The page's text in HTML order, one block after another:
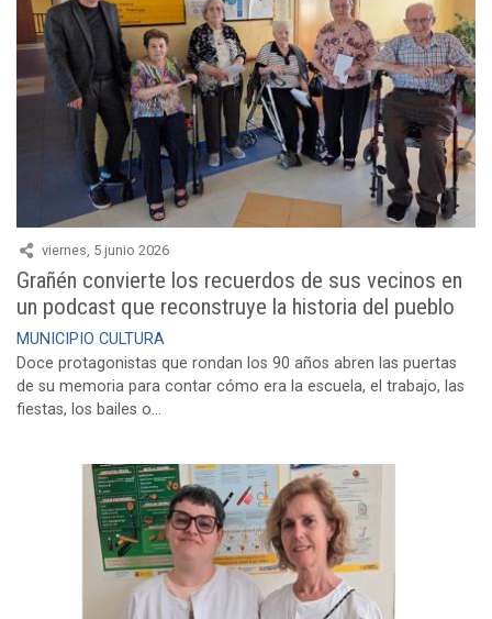
viernes, 5 junio 2026
Grañén convierte los recuerdos de sus vecinos en
un podcast que reconstruye la historia del pueblo
MUNICIPIO CULTURA
Doce protagonistas que rondan los 90 años abren las puertas
de su memoria para contar cómo era la escuela, el trabajo, las
fiestas, los bailes o...